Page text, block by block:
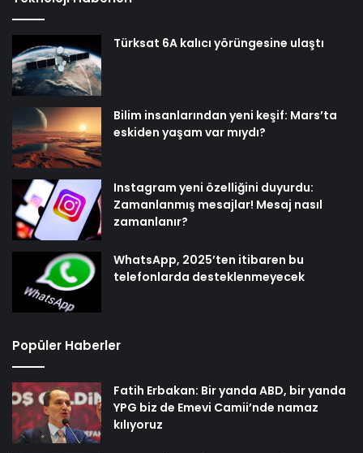
Türksat 6A kalıcı yörüngesine ulaştı
Bilim insanlarından yeni keşif: Mars’ta
eskiden yaşam var mıydı?
Instagram yeni özelliğini duyurdu:
Zamanlanmış mesajlar! Mesaj nasıl
zamanlanır?
WhatsApp, 2025’ten itibaren bu
telefonlarda desteklenmeyecek
Popüler Haberler
Fatih Erbakan: Bir yanda ABD, bir yanda
YPG biz de Emevi Camii’nde namaz
kılıyoruz